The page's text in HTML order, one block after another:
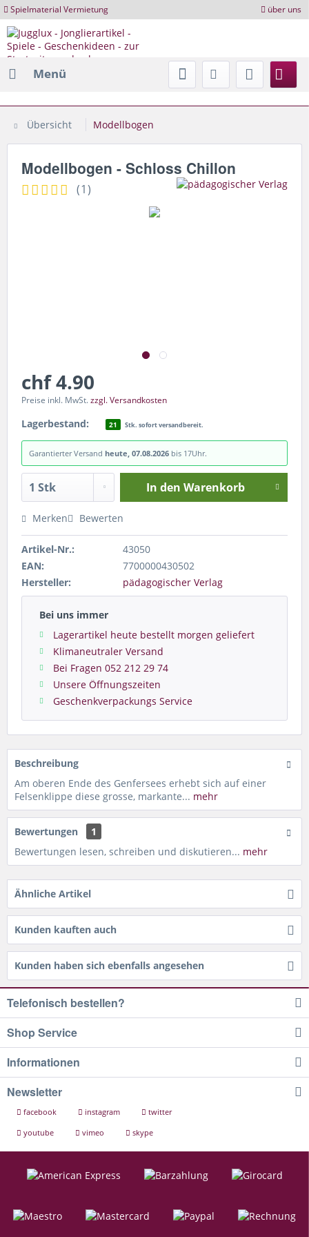
Spielmaterial Vermietung über uns
Menü
Übersicht Modellbogen
Modellbogen - Schloss Chillon
(1)
chf 4.90
Preise inkl. MwSt.zzgl. Versandkosten
Lagerbestand: 21 Stk. sofort versandbereit.
Garantierter Versand heute, 07.08.2026 bis 17Uhr.
In den Warenkorb
Merken Bewerten
Artikel-Nr.:
43050
EAN:
7700000430502
Hersteller:
pädagogischer Verlag
Bei uns immer
Lagerartikel heute bestellt morgen geliefert
Klimaneutraler Versand
Bei Fragen 052 212 29 74
Unsere Öffnungszeiten
Geschenkverpackungs Service
Beschreibung
Am oberen Ende des Genfersees erhebt sich auf einer
Felsenklippe diese grosse, markante... mehr
Bewertungen
1
Bewertungen lesen, schreiben und diskutieren... mehr
Ähnliche Artikel
Kunden kauften auch
Kunden haben sich ebenfalls angesehen
Telefonisch bestellen?
Shop Service
Informationen
Newsletter
facebook instagram
twitter
youtube
vimeo skype